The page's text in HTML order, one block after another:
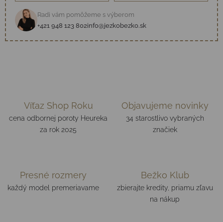
Radi vám pomôžeme s výberom
+421 948 123 802info@jezkobezko.sk
Víťaz Shop Roku
cena odbornej poroty Heureka
za rok 2025
Objavujeme novinky
34 starostlivo vybraných
značiek
Presné rozmery
každý model premeriavame
Bežko Klub
zbierajte kredity, priamu zľavu
na nákup